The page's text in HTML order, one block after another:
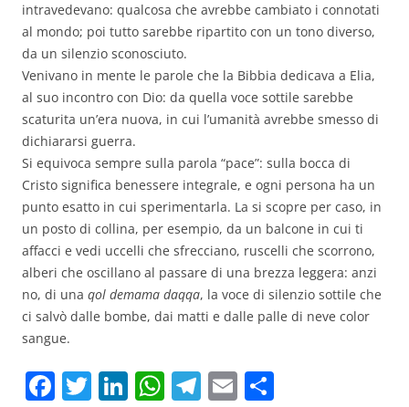
intravedevano: qualcosa che avrebbe cambiato i connotati
al mondo; poi tutto sarebbe ripartito con un tono diverso,
da un silenzio sconosciuto.
Venivano in mente le parole che la Bibbia dedicava a Elia,
al suo incontro con Dio: da quella voce sottile sarebbe
scaturita un’era nuova, in cui l’umanità avrebbe smesso di
dichiararsi guerra.
Si equivoca sempre sulla parola “pace”: sulla bocca di
Cristo significa benessere integrale, e ogni persona ha un
punto esatto in cui sperimentarla. La si scopre per caso, in
un posto di collina, per esempio, da un balcone in cui ti
affacci e vedi uccelli che sfrecciano, ruscelli che scorrono,
alberi che oscillano al passare di una brezza leggera: anzi
no, di una qol demama daqqa, la voce di silenzio sottile che
ci salvò dalle bombe, dai matti e dalle palle di neve color
sangue.
F T Li W T E